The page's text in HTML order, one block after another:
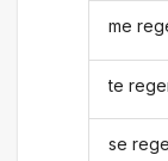
me
te
se